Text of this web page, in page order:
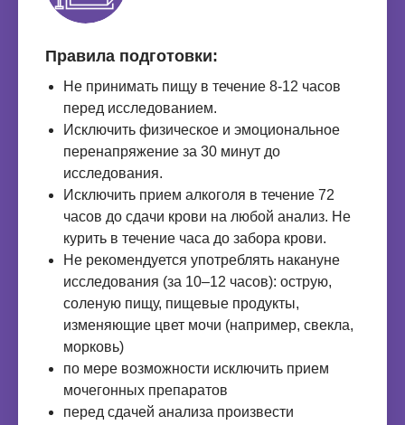
Правила подготовки:
Не принимать пищу в течение 8-12 часов
перед исследованием.
Исключить физическое и эмоциональное
перенапряжение за 30 минут до
исследования.
Исключить прием алкоголя в течение 72
часов до сдачи крови на любой анализ. Не
курить в течение часа до забора крови.
Не рекомендуется употреблять накануне
исследования (за 10–12 часов): острую,
соленую пищу, пищевые продукты,
изменяющие цвет мочи (например, свекла,
морковь)
по мере возможности исключить прием
мочегонных препаратов
перед сдачей анализа произвести